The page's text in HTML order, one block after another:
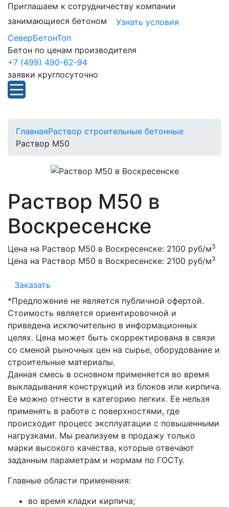
Приглашаем к сотрудничеству компании
занимающиеся бетоном
Узнать условия
СеверБетонТоп
Бетон по ценам производителя
+7 (499) 490-62-94
заявки круглосуточно
ГлавнаяРаствор строительные бетонные
Раствор М50
Раствор М50 в
Воскресенске
Цена на Раствор М50 в Воскресенске: 2100 руб/м3
Цена на Раствор М50 в Воскресенске: 2100 руб/м3
Заказать
*Предложение не является публичной офертой.
Стоимость является ориентировочной и
приведена исключительно в информационных
целях. Цена может быть скорректирована в связи
со сменой рыночных цен на сырье, оборудование и
строительные материалы.
Данная смесь в основном применяется во время
выкладывания конструкций из блоков или кирпича.
Ее можно отнести в категорию легких. Ее нельзя
применять в работе с поверхностями, где
происходит процесс эксплуатации с повышенными
нагрузками. Мы реализуем в продажу только
марки высокого качества, которые отвечают
заданным параметрам и нормам по ГОСТу.
Главные области применения:
во время кладки кирпича;